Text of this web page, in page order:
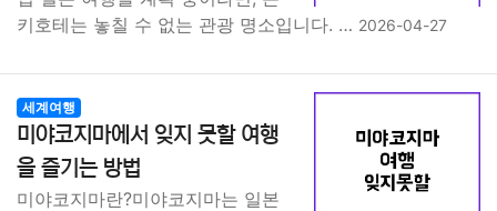
키호테는 놓칠 수 없는 관광 명소입니다. … 2026-04-27
세계여행
미야코지마에서 잊지 못할 여행
을 즐기는 방법
미야코지마란?미야코지마는 일본